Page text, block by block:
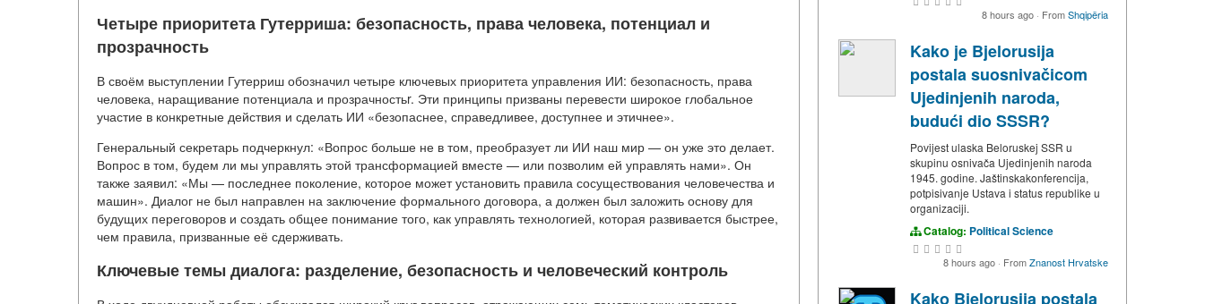
Четыре приоритета Гутерриша: безопасность, права человека, потенциал и
прозрачность
В своём выступлении Гутерриш обозначил четыре ключевых приоритета управления ИИ: безопасность, права
человека, наращивание потенциала и прозрачностьr. Эти принципы призваны перевести широкое глобальное
участие в конкретные действия и сделать ИИ «безопаснее, справедливее, доступнее и этичнее».
Генеральный секретарь подчеркнул: «Вопрос больше не в том, преобразует ли ИИ наш мир — он уже это делает.
Вопрос в том, будем ли мы управлять этой трансформацией вместе — или позволим ей управлять нами». Он
также заявил: «Мы — последнее поколение, которое может установить правила сосуществования человечества и
машин». Диалог не был направлен на заключение формального договора, а должен был заложить основу для
будущих переговоров и создать общее понимание того, как управлять технологией, которая развивается быстрее,
чем правила, призванные её сдерживать.
Ключевые темы диалога: разделение, безопасность и человеческий контроль
8 hours ago · FromShqipëria
Kako je Bjelorusija
postala suosnivačicom
Ujedinjenih naroda,
budući dio SSSR?
Povijest ulaska Beloruskej SSR u
skupinu osnivača Ujedinjenih naroda
1945. godine. Jaštinskakonferencija,
potpisivanje Ustava i status republike u
organizaciji.
Catalog: Political Science
8 hours ago · FromZnanost Hrvatske
Kako Bjelorusija postala